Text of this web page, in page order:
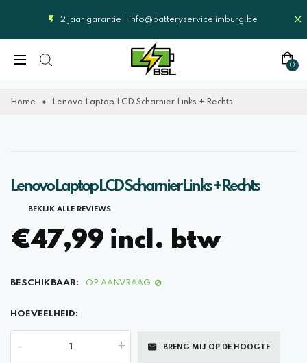
2 jaar garantie | info@batteryservicelimburg.be
0
Home Lenovo Laptop LCD Scharnier Links + Rechts
Lenovo Laptop LCD Scharnier Links + Rechts
BEKIJK ALLE REVIEWS
€47,99 incl. btw
BESCHIKBAAR: OP AANVRAAG
HOEVEELHEID:
- + BRENG MIJ OP DE HOOGTE